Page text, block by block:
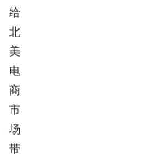
给
北
美
电
商
市
场
带